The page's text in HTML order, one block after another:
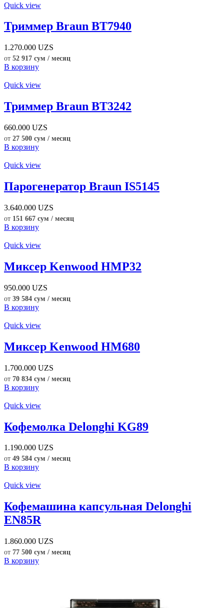
Quick view
Триммер Braun BT7940
1.270.000 UZS
от 52 917 сум / месяц
В корзину
Quick view
Триммер Braun BT3242
660.000 UZS
от 27 500 сум / месяц
В корзину
Quick view
Парогенератор Braun IS5145
3.640.000 UZS
от 151 667 сум / месяц
В корзину
Quick view
Миксер Kenwood HMP32
950.000 UZS
от 39 584 сум / месяц
В корзину
Quick view
Миксер Kenwood HM680
1.700.000 UZS
от 70 834 сум / месяц
В корзину
Quick view
Кофемолка Delonghi KG89
1.190.000 UZS
от 49 584 сум / месяц
В корзину
Quick view
Кофемашина капсульная Delonghi
EN85R
1.860.000 UZS
от 77 500 сум / месяц
В корзину